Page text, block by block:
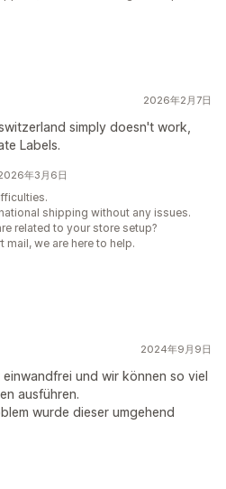
2026年2月7日
simply doesn't work,
Labels.
年3月6日
shipping without any issues.
related to your store setup?
we are here to help.
2024年9月9日
und wir können so viel
ausführen.
wurde dieser umgehend